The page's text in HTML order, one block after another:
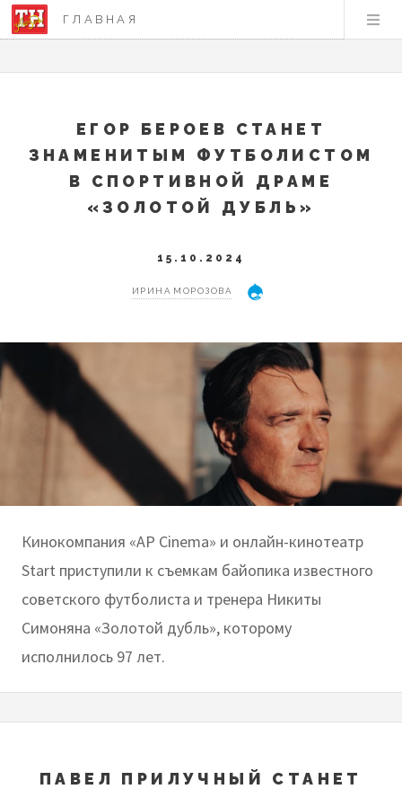
ГЛАВНАЯ
ЕГОР БЕРОЕВ СТАНЕТ
ЗНАМЕНИТЫМ ФУТБОЛИСТОМ
В СПОРТИВНОЙ ДРАМЕ
«ЗОЛОТОЙ ДУБЛЬ»
15.10.2024
ИРИНА МОРОЗОВА
Кинокомпания «AP Cinema» и онлайн-кинотеатр
Start приступили к съемкам байопика известного
советского футболиста и тренера Никиты
Симоняна «Золотой дубль», которому
исполнилось 97 лет.
ПАВЕЛ ПРИЛУЧНЫЙ СТАНЕТ